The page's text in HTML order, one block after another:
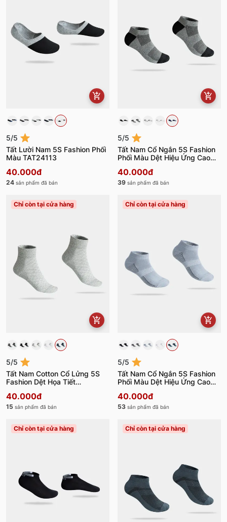
5/5
Tất Lười Nam 5S Fashion Phối
Màu TAT24113
40.000đ
24 sản phẩm đã bán
5/5
Tất Nam Cổ Ngắn 5S Fashion
Phối Màu Dệt Hiệu Ứng Cao
40.000đ
39 sản phẩm đã bán
Chỉ còn tại cửa hàng
5/5
Tất Nam Cotton Cổ Lửng 5S
Fashion Dệt Họa Tiết
40.000đ
15 sản phẩm đã bán
Chỉ còn tại cửa hàng
5/5
Tất Nam Cổ Ngắn 5S Fashion
Phối Màu Dệt Hiệu Ứng Cao
40.000đ
53 sản phẩm đã bán
Chỉ còn tại cửa hàng Chỉ còn tại cửa hàng